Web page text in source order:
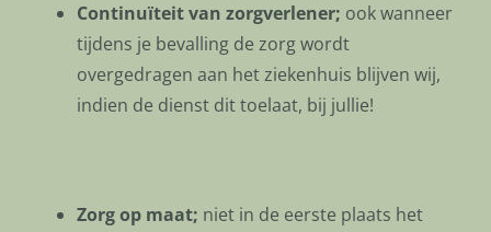
Continuïteit van zorgverlener; ook wanneer
tijdens je bevalling de zorg wordt
overgedragen aan het ziekenhuis blijven wij,
indien de dienst dit toelaat, bij jullie!
Zorg op maat; niet in de eerste plaats het